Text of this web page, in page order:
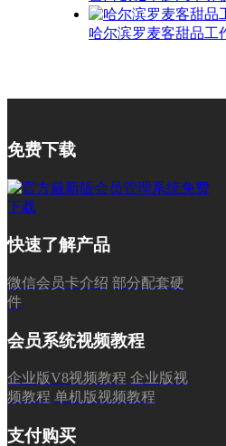
哈尔滨罗麦客甜品工
免费下载
快速了解产品
微信会员卡介绍 部分配套硬
件
会员系统视频教程
企业版V8视频教程 企业版视
频教程 单机版视频教程
支付购买